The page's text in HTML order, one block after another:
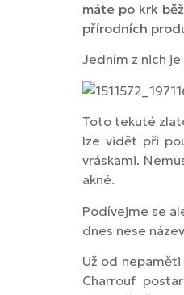
máte po krk
přírodních
Jedním z nich
Toto tekuté
lze vidět při
vráskami.
akné.
Podívejme se
dnes nese
Už od
Charrouf